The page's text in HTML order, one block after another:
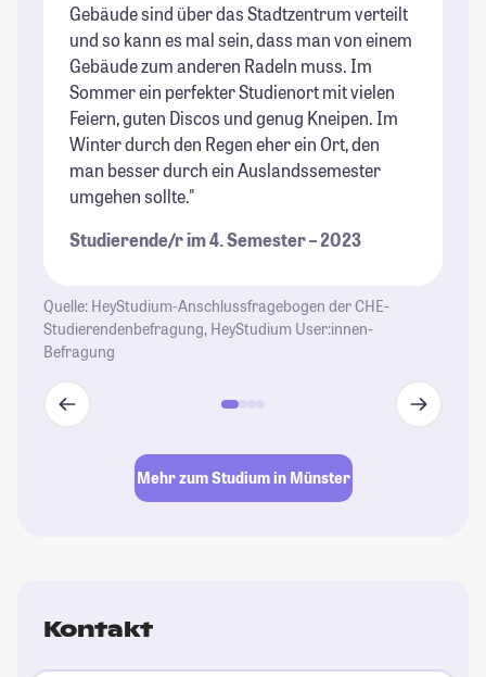
Gebäude sind über das Stadtzentrum verteilt
und so kann es mal sein, dass man von einem
Gebäude zum anderen Radeln muss. Im
Sommer ein perfekter Studienort mit vielen
Feiern, guten Discos und genug Kneipen. Im
Winter durch den Regen eher ein Ort, den
man besser durch ein Auslandssemester
umgehen sollte."
Studierende/r im 4. Semester – 2023
Quelle: HeyStudium-Anschlussfragebogen der CHE-
Studierendenbefragung, HeyStudium User:innen-
Befragung
Mehr zum Studium in Münster
Kontakt